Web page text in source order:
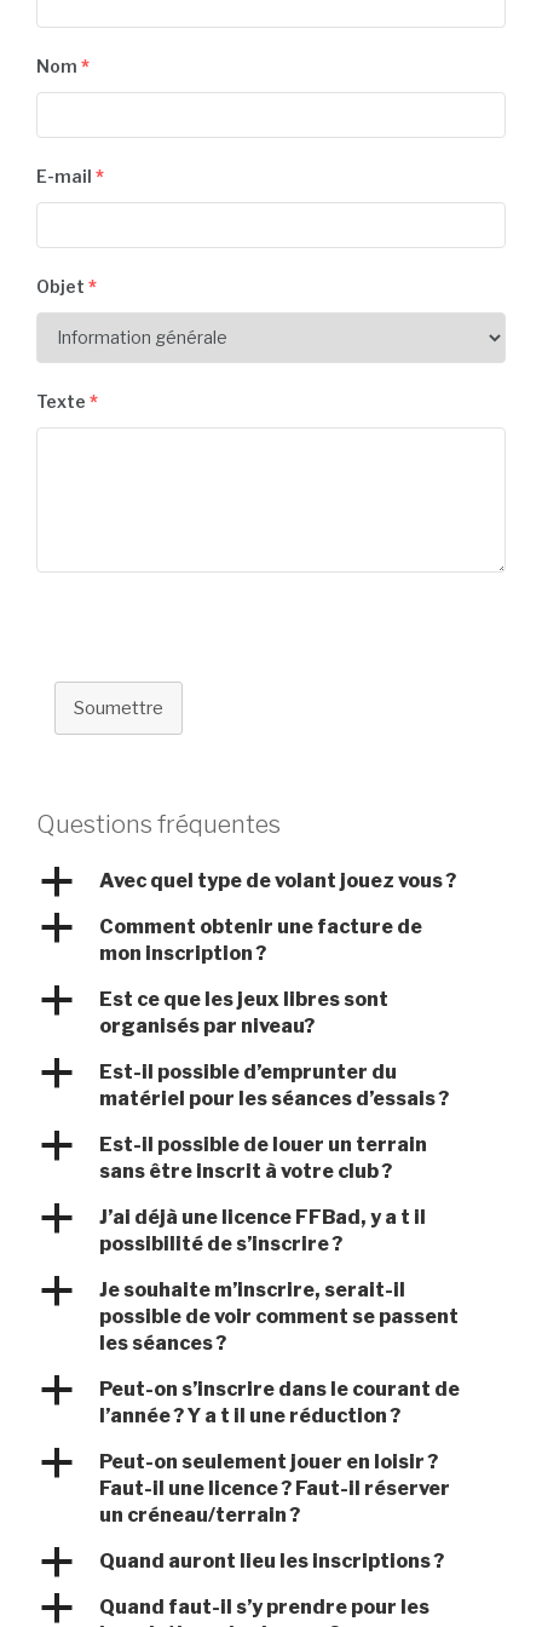
Nom *
E-mail *
Objet *
Texte *
Soumettre
Questions fréquentes
a Avec quel type de volant jouez vous ?
a
Comment obtenir une facture de
mon inscription ?
a
Est ce que les jeux libres sont
organisés par niveau?
a
Est-il possible d’emprunter du
matériel pour les séances d’essais ?
a
Est-il possible de louer un terrain
sans être inscrit à votre club ?
a
J’ai déjà une licence FFBad, y a t il
possibilité de s’inscrire ?
a
Je souhaite m’inscrire, serait-il
possible de voir comment se passent
les séances ?
a
Peut-on s’inscrire dans le courant de
l’année ? Y a t il une réduction ?
a
Peut-on seulement jouer en loisir ?
Faut-il une licence ? Faut-il réserver
un créneau/terrain ?
a Quand auront lieu les inscriptions ?
a
Quand faut-il s’y prendre pour les